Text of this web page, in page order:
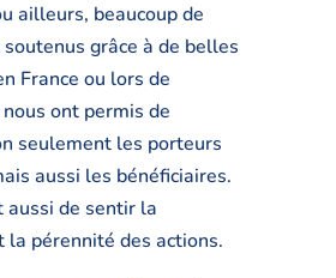
ailleurs, beaucoup de
grâce à de belles
France ou lors de
ont permis de
seulement les porteurs
aussi les bénéficiaires.
aussi de sentir la
la pérennité des actions.